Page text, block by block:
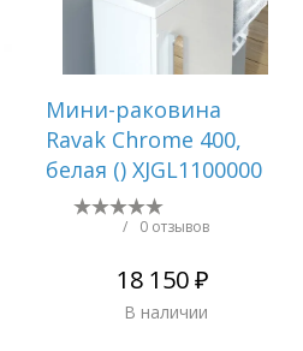
Мини-раковина
Ravak Chrome 400,
белая () XJGL1100000
/ 0 отзывов
18 150 ₽
В наличии